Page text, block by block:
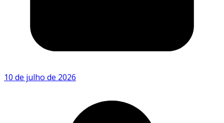
10 de julho de 2026